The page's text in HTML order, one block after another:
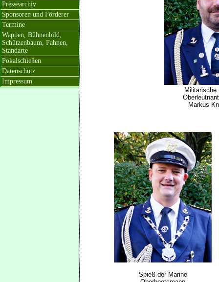
Militärische
Markus
Spieß der Marine
Pressearchiv
Sponsoren und Förderer
Termine
Wappen, Bühnenbild,
Schützenbaum, Fahnen,
Standarte
Pokalschießen
Datenschutz
Impressum